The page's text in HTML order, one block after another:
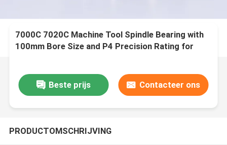
7000C 7020C Machine Tool Spindle Bearing with
100mm Bore Size and P4 Precision Rating for
Beste prijs Contacteer ons
PRODUCTOMSCHRIJVING